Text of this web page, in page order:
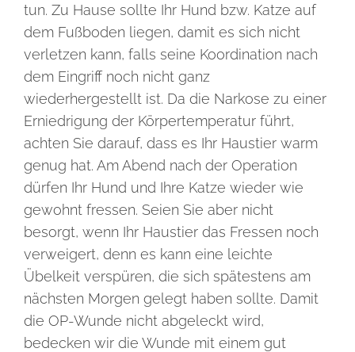
tun. Zu Hause sollte Ihr Hund bzw. Katze auf
dem Fußboden liegen, damit es sich nicht
verletzen kann, falls seine Koordination nach
dem Eingriff noch nicht ganz
wiederhergestellt ist. Da die Narkose zu einer
Erniedrigung der Körpertemperatur führt,
achten Sie darauf, dass es Ihr Haustier warm
genug hat. Am Abend nach der Operation
dürfen Ihr Hund und Ihre Katze wieder wie
gewohnt fressen. Seien Sie aber nicht
besorgt, wenn Ihr Haustier das Fressen noch
verweigert, denn es kann eine leichte
Übelkeit verspüren, die sich spätestens am
nächsten Morgen gelegt haben sollte. Damit
die OP-Wunde nicht abgeleckt wird,
bedecken wir die Wunde mit einem gut